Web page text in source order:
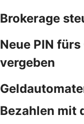
Brokerage
Neue PIN
vergeben
Bezahlen mit